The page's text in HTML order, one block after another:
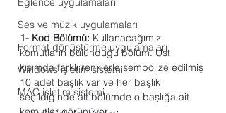
Ses ve müzik uygulamaları
Format dönüştürme uygulamaları
Windows işletim sistemi
MAC işletim sistemi
1- Kod Bölümü: Kullanacağımız
komutların bulunduğu bölüm. Üst
kısımda farklı renklerle sembolize edilmiş
10 adet başlık var ve her başlık
seçildiğinde alt bölümde o başlığa ait